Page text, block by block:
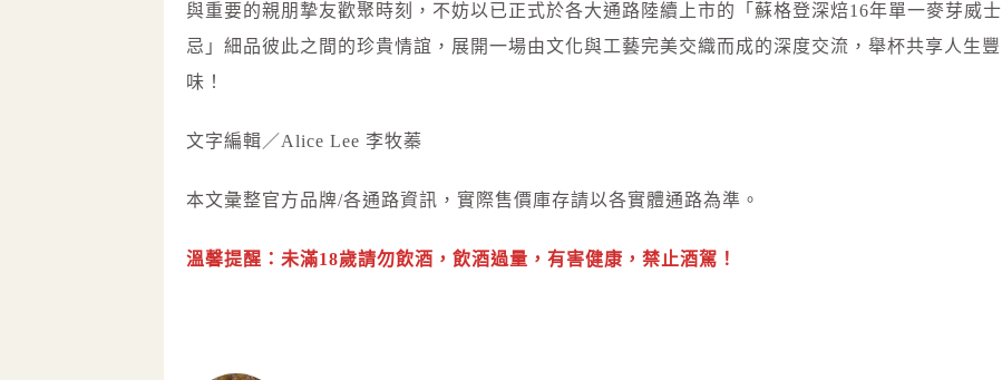
與重要的親朋摯友歡聚時刻，不妨以已正式於各大通路陸續上市的「蘇格登深焙16年單一麥芽威士
忌」細品彼此之間的珍貴情誼，展開一場由文化與工藝完美交織而成的深度交流，舉杯共享人生豐
味！
文字編輯／Alice Lee 李牧蓁
本文彙整官方品牌/各通路資訊，實際售價庫存請以各實體通路為準。
溫馨提醒：未滿18歲請勿飲酒，飲酒過量，有害健康，禁止酒駕！